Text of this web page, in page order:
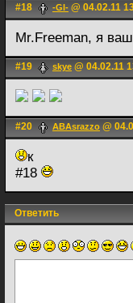
#18 -Gl- @ 04.02.11
Mr.Freeman, я
#19 skye @ 04.02.11
#20 ABAsrazzo @
к
#18
Ответить